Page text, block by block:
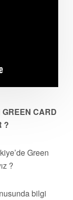
CARD
?
Green
?
bilgi